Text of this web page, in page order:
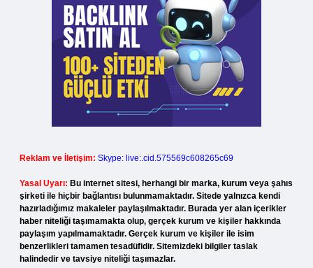
Reklam ve İletişim: Skype: live:.cid.575569c608265c69
Yasal Uyarı: Bu internet sitesi, herhangi bir marka, kurum veya şahıs
şirketi ile hiçbir bağlantısı bulunmamaktadır. Sitede yalnızca kendi
hazırladığımız makaleler paylaşılmaktadır. Burada yer alan içerikler
haber niteliği taşımamakta olup, gerçek kurum ve kişiler hakkında
paylaşım yapılmamaktadır. Gerçek kurum ve kişiler ile isim
benzerlikleri tamamen tesadüfidir. Sitemizdeki bilgiler taslak
halindedir ve tavsiye niteliği taşımazlar.